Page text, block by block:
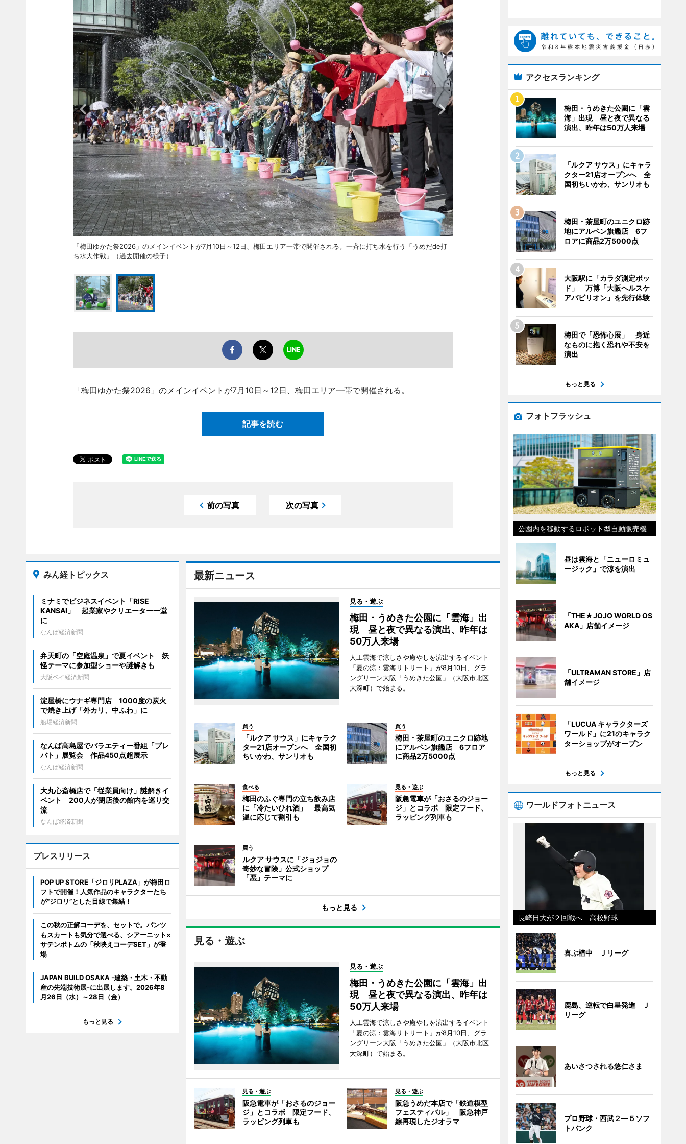
「梅田ゆかた祭2026」のメインイベントが7月10日～12日、梅田エリア一帯で開催される。一斉に打ち水を行う「うめだde打
ち水大作戦」（過去開催の様子）
「梅田ゆかた祭2026」のメインイベントが7月10日～12日、梅田エリア一帯で開催される。
記事を読む
前の写真 次の写真
最新ニュース
見る・遊ぶ
梅田・うめきた公園に「雲海」出
現 昼と夜で異なる演出、昨年は
50万人来場
人工雲海で涼しさや癒やしを演出するイベント
「夏の涼：雲海リトリート」が8月10日、グラ
ングリーン大阪「うめきた公園」（大阪市北区
大深町）で始まる。
買う
「ルクア サウス」にキャラク
ター21店オープンへ 全国初
ちいかわ、サンリオも
買う
梅田・茶屋町のユニクロ跡地
にアルペン旗艦店 6フロア
に商品2万5000点
食べる
梅田のふぐ専門の立ち飲み店
に「冷たいひれ酒」 最高気
温に応じて割引も
見る・遊ぶ
阪急電車が「おさるのジョー
ジ」とコラボ 限定フード、
ラッピング列車も
買う
ルクア サウスに「ジョジョの
奇妙な冒険」公式ショップ
「悪」テーマに
もっと見る
見る・遊ぶ
見る・遊ぶ
梅田・うめきた公園に「雲海」出
現 昼と夜で異なる演出、昨年は
50万人来場
人工雲海で涼しさや癒やしを演出するイベント
「夏の涼：雲海リトリート」が8月10日、グラ
ングリーン大阪「うめきた公園」（大阪市北区
大深町）で始まる。
見る・遊ぶ
阪急電車が「おさるのジョー
ジ」とコラボ 限定フード、
ラッピング列車も
見る・遊ぶ
阪急うめだ本店で「鉄道模型
フェスティバル」 阪急神戸
線再現したジオラマ
みん経トピックス
ミナミでビジネスイベント「RISE
KANSAI」 起業家やクリエーター一堂
に
なんば経済新聞
弁天町の「空庭温泉」で夏イベント 妖
怪テーマに参加型ショーや謎解きも
大阪ベイ経済新聞
淀屋橋にウナギ専門店 1000度の炭火
で焼き上げ「外カリ、中ふわ」に
船場経済新聞
なんば高島屋でバラエティー番組「プレ
バト」展覧会 作品450点超展示
なんば経済新聞
大丸心斎橋店で「従業員向け」謎解きイ
ベント 200人が閉店後の館内を巡り交
流
なんば経済新聞
プレスリリース
POP UP STORE「ジロリPLAZA」が梅田ロ
フトで開催！人気作品のキャラクターたち
が“ジロリ”とした目線で集結！
この秋の正解コーデを、セットで。パンツ
もスカートも気分で選べる、シアーニット×
サテンボトムの「秋映えコーデSET」が登
場
JAPAN BUILD OSAKA -建築・土木・不動
産の先端技術展-に出展します。2026年8
月26日（水）～28日（金）
もっと見る
アクセスランキング
梅田・うめきた公園に「雲
海」出現 昼と夜で異なる
演出、昨年は50万人来場
「ルクア サウス」にキャラ
クター21店オープンへ 全
国初ちいかわ、サンリオも
梅田・茶屋町のユニクロ跡
地にアルペン旗艦店 6フ
ロアに商品2万5000点
大阪駅に「カラダ測定ポッ
ド」 万博「大阪ヘルスケ
アパビリオン」を先行体験
梅田で「恐怖心展」 身近
なものに抱く恐れや不安を
演出
もっと見る
フォトフラッシュ
公園内を移動するロボット型自動販売機
昼は雲海と「ニューロミュ
ージック」で涼を演出
「THE★JOJO WORLD OS
AKA」店舗イメージ
「ULTRAMAN STORE」店
舗イメージ
「LUCUA キャラクターズ
ワールド」に21のキャラク
ターショップがオープン
もっと見る
ワールドフォトニュース
長崎日大が２回戦へ 高校野球
喜ぶ植中 Ｊリーグ
鹿島、逆転で白星発進 Ｊ
リーグ
あいさつされる悠仁さま
プロ野球・西武２―５ソフ
トバンク